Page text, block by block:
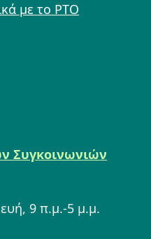
με το PTO
Συγκοινωνιών
9 π.μ.-5 μ.μ.